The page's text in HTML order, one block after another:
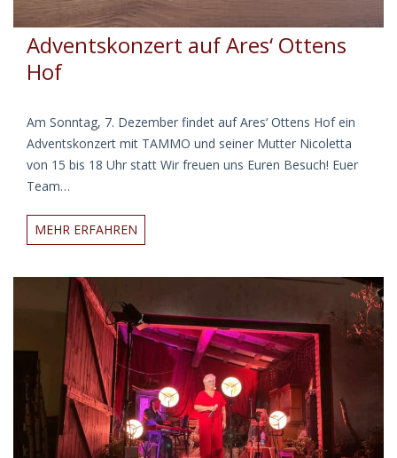
Adventskonzert auf Ares‘ Ottens
Hof
Am Sonntag, 7. Dezember findet auf Ares‘ Ottens Hof ein
Adventskonzert mit TAMMO und seiner Mutter Nicoletta
von 15 bis 18 Uhr statt Wir freuen uns Euren Besuch! Euer
Team…
MEHR ERFAHREN
auf
Hof